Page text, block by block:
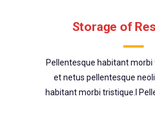
Storage of
Pellentesque habitant
et netus pellentesque
habitant morbi tristique.l